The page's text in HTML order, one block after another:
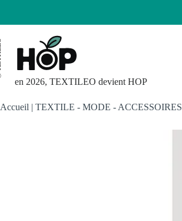
contenu
en 2026, TEXTILEO devient HOP
Accueil | TEXTILE - MODE - ACCESSOIRES